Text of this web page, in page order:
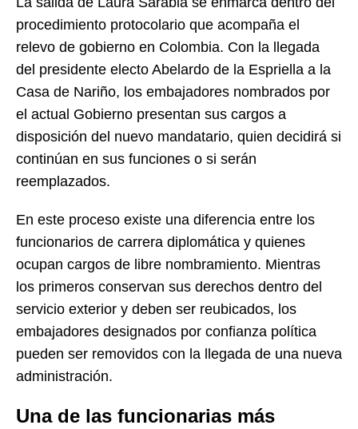
procedimiento protocolario que acompaña el
relevo de gobierno en Colombia. Con la llegada
del presidente electo Abelardo de la Espriella a la
Casa de Nariño, los embajadores nombrados por
el actual Gobierno presentan sus cargos a
disposición del nuevo mandatario, quien decidirá si
continúan en sus funciones o si serán
reemplazados.
En este proceso existe una diferencia entre los
funcionarios de carrera diplomática y quienes
ocupan cargos de libre nombramiento. Mientras
los primeros conservan sus derechos dentro del
servicio exterior y deben ser reubicados, los
embajadores designados por confianza política
pueden ser removidos con la llegada de una nueva
administración.
Una de las funcionarias más